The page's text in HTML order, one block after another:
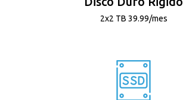
2x2 TB 39.99/mes